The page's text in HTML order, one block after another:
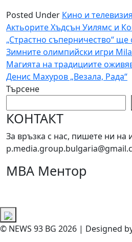
Posted Under Кино и телевизия
Навигация
Актьорите Хъдсън Уилямс и
„Страстно съперничество“
Зимните олимпийски игри
Магията на традициите
Денис Махуров „Везала, Рада“
Търсене
КОНТАКТ
За връзка с нас, пишете ни на
МВА Ментор
© NEWS 93 BG 2026 | Designed